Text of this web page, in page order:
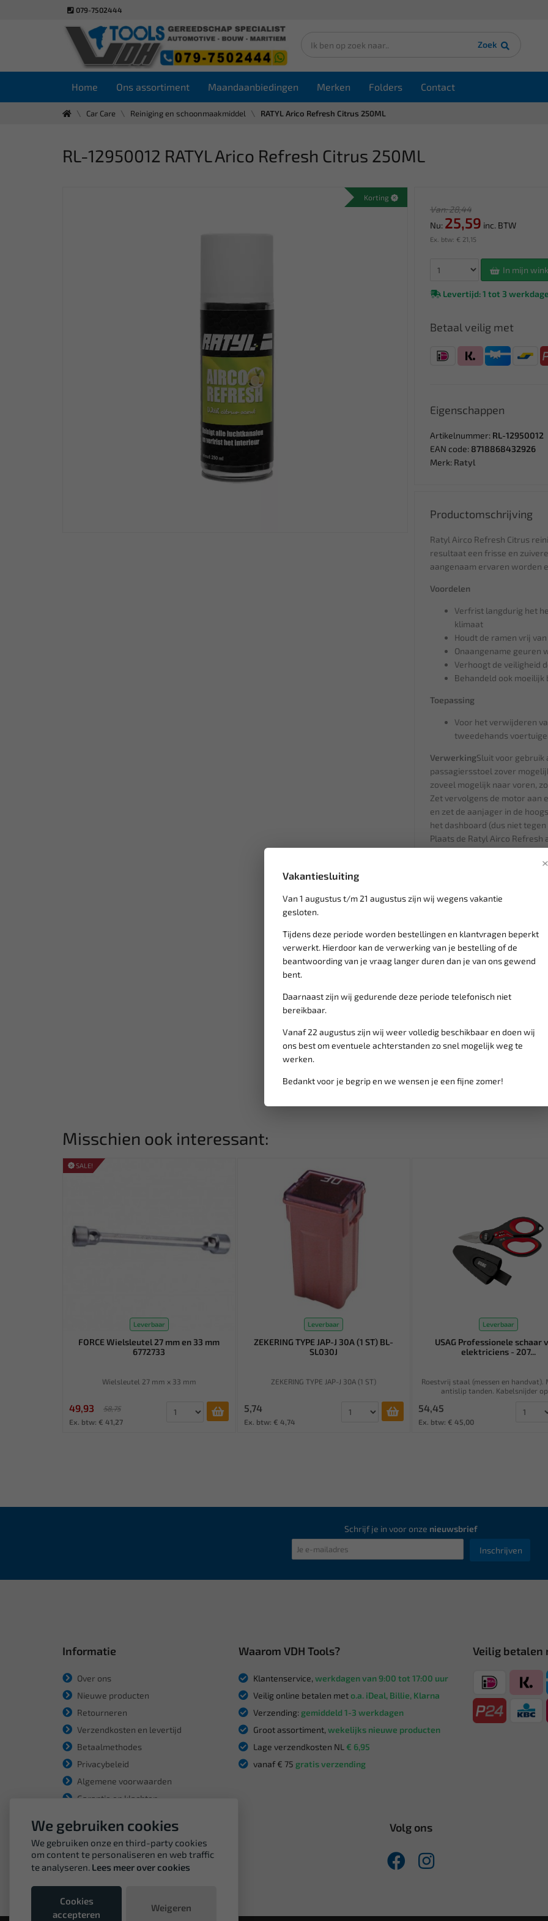
079-7502444
Zoek
Home Ons assortiment Maandaanbiedingen Merken Folders Contact
Car Care Reiniging en schoonmaakmiddel RATYL Arico Refresh Citrus 250ML
×
Vakantiesluiting
Van 1 augustus t/m 21 augustus zijn wij wegens vakantie
gesloten.
Tijdens deze periode worden bestellingen en klantvragen beperkt
verwerkt. Hierdoor kan de verwerking van je bestelling of de
beantwoording van je vraag langer duren dan je van ons gewend
bent.
Daarnaast zijn wij gedurende deze periode telefonisch niet
bereikbaar.
Vanaf 22 augustus zijn wij weer volledig beschikbaar en doen wij
ons best om eventuele achterstanden zo snel mogelijk weg te
werken.
Bedankt voor je begrip en we wensen je een fijne zomer!
RL-12950012 RATYL Arico Refresh Citrus 250ML
Korting
Van: 28,44
Nu: 25,59 inc. BTW
Ex. btw: € 21,15
In mijn
Levertijd: 1 tot 3
Betaal veilig met
Eigenschappen
Artikelnummer: RL-12950012
EAN code: 8718868432926
Merk: Ratyl
Productomschrijving
Ratyl Airco Refresh Citrus
resultaat een frisse en
aangenaam ervaren worden
Voordelen
Verfrist langdurig het
klimaat
Houdt de ramen vrij
Onaangename
Verhoogt de veiligheid
Behandeld ook
Toepassing
Voor het verwijderen
tweedehands
VerwerkingSluit voor gebruik
passagiersstoel zover
zoveel mogelijk naar voren,
Zet vervolgens de motor aan
en zet de aanjager in de
het dashboard (dus niet
Plaats de Ratyl Airco
vervolgens spuitknop
Verlaat de auto en sluit de
de airconditioning nog
uitschakelen en de auto
ramen of deuren open te
Klantenservice,
gemiddeld 1-3
Groot assortiment,
Misschien ook interessant:
SALE!
Leverbaar
FORCE Wielsleutel 27 mm en 33 mm
6772733
Wielsleutel 27 mm x 33 mm
49,93
58,75
Ex. btw: € 41,27
Leverbaar
ZEKERING TYPE JAP-J 30A (1 ST) BL-
SL030J
ZEKERING TYPE JAP-J 30A (1 ST)
5,74
Ex. btw: € 4,74
Leverbaar
USAG Professionele schaar
elektriciens - 207...
Roestvrij staal (messen en handvat).
antislip tanden. Kabelsnijder op
54,45
Ex. btw: € 45,00
Schrijf je in voor onze nieuwsbrief
Inschrijven
Informatie
Over ons
Nieuwe producten
Retourneren
Verzendkosten en levertijd
Betaalmethodes
Privacybeleid
Algemene voorwaarden
Garantie en klachten
Waarom VDH Tools?
Klantenservice, werkdagen van 9:00 tot 17:00 uur
Veilig online betalen meto.a. iDeal, Billie, Klarna
Verzending: gemiddeld 1-3 werkdagen
Groot assortiment, wekelijks nieuwe producten
Lage verzendkosten NL € 6,95
vanaf € 75 gratis verzending
Veilig betalen
Volg ons
We gebruiken cookies
We gebruiken onze en third-party cookies
om content te personaliseren en web traffic
te analyseren. Lees meer over cookies
Cookies
accepteren
Weigeren